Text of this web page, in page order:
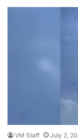
VM Staff July 2,